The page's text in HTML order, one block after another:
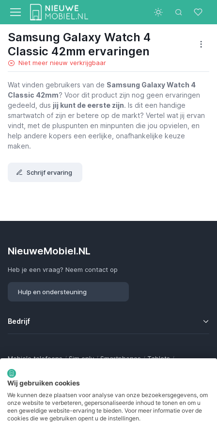
Samsung Galaxy Watch 4
Classic 42mm ervaringen
Niet meer nieuw verkrijgbaar
Wat vinden gebruikers van de Samsung Galaxy Watch 4
Classic 42mm? Voor dit product zijn nog geen ervaringen
gedeeld, dus jij kunt de eerste zijn. Is dit een handige
smartwatch of zijn er betere op de markt? Vertel wat jij ervan
vindt, met de pluspunten en minpunten die jou opvielen, en
help andere kopers een eerlijke, onafhankelijke keuze
maken.
Schrijf ervaring
NieuweMobiel.NL
Heb je een vraag? Neem contact op
Hulp en ondersteuning
Bedrijf
Mobiele telefoons / Sim only / Smartphones / Tablets /
Smartwatches
Bluetooth trackers / Opladers
Samsung Galaxy
Gamingtelefoons / Foldables / Robuuste telefoons /
Seniorentelefoons / Waterdichte telefoons / Refurbished
Wij gebruiken cookies
We kunnen deze plaatsen voor analyse van onze bezoekersgegevens, om
onze website te verbeteren, gepersonaliseerde inhoud te tonen en om u
een geweldige website-ervaring te bieden. Voor meer informatie over de
cookies die we gebruiken opent u de instellingen.